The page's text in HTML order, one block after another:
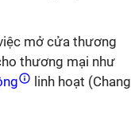
mở cửa thương
thương mại như
linh hoạt (Chang